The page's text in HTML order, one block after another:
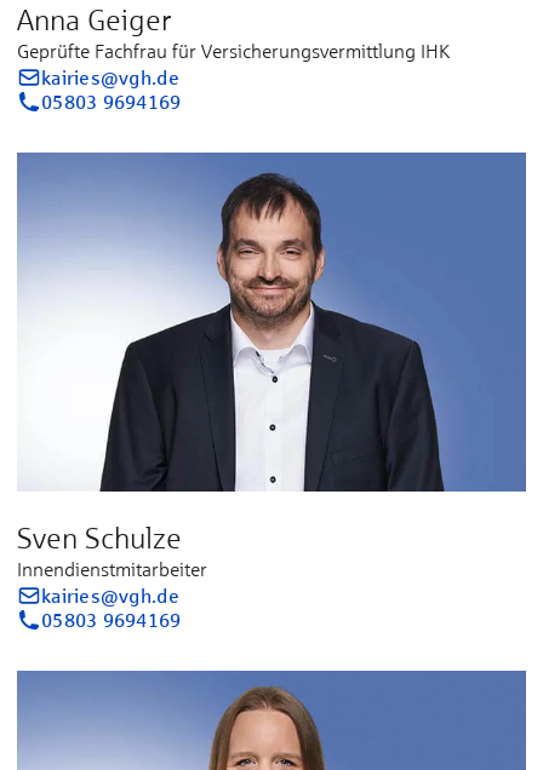
Anna Geiger
Geprüfte Fachfrau für Versicherungsvermittlung IHK
kairies@vgh.de
05803 9694169
Sven Schulze
Innendienstmitarbeiter
kairies@vgh.de
05803 9694169